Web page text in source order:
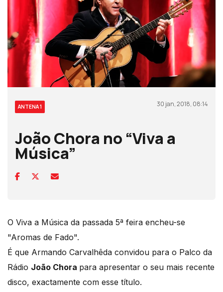
ANTENA 1 30 jan, 2018, 08:14
João Chora no “Viva a
Música”
O Viva a Música da passada 5ª feira encheu-se
"Aromas de Fado".
É que Armando Carvalhêda convidou para o Palco da
Rádio João Chora para apresentar o seu mais recente
disco, exactamente com esse título.